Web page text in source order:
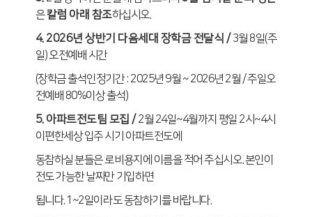
은칼럼 아래 참조하십시오.
4. 2026년 상반기 다음세대 장학금 전달식 / 3월8일(주
일)오전예배 시간
(장학금 출석인정기간: 2025년9월 ~ 2026년 2월 /주일오
전예배 80%이상 출석)
5. 아파트전도팀 모집/2월 24일~4월까지 평일 2시 ~4시
이편한세상 입주 시기 아파트전도에
동참하실 분들은 로비용지에 이름을 적어 주십시오.본인이
전도 가능한 날짜만 기입하면
됩니다. 1~2일이라도 동참하기를 바랍니다.